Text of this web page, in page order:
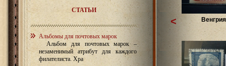
СТАТЬИ
Альбомы для почтовых марок
Альбом для почтовых марок –
незаменимый атрибут для каждого
филателиста. Хра
<